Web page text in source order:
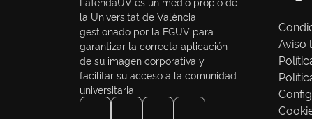
la Universitat de València
gestionado por la FGUV para
garantizar la correcta aplicación
de su imagen corporativa y
facilitar su acceso a la comunidad
universitaria
Aviso